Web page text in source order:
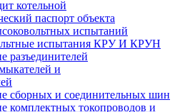
котельной
паспорт объекта
испытаний
испытания КРУ И КРУН
разъединителей
и
сборных и соединительных шин
комплектных токопроводов и